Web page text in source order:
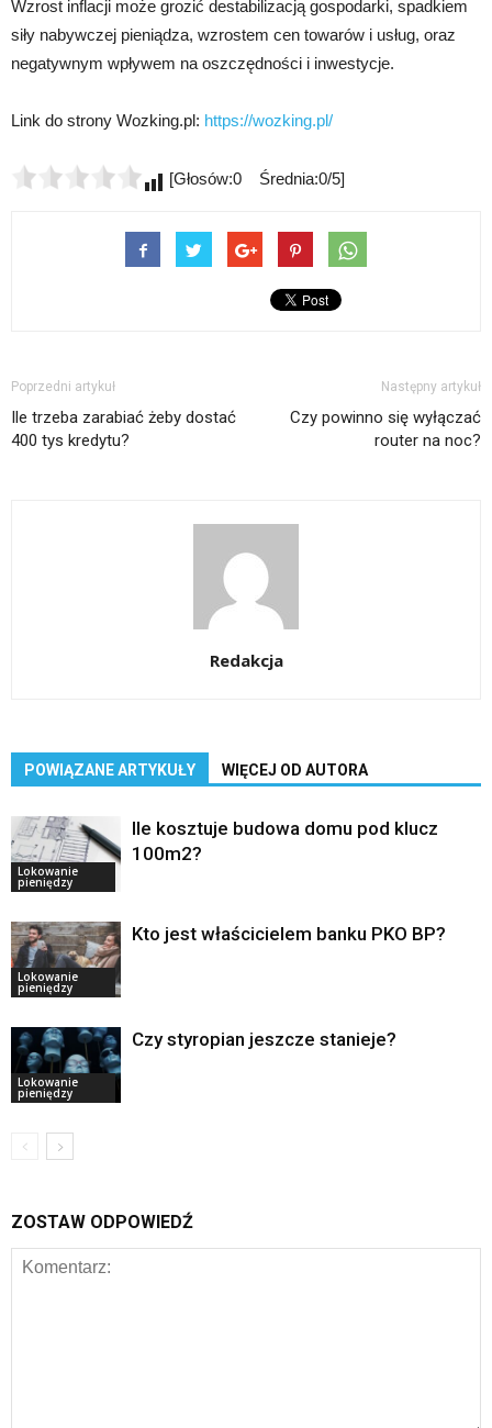
Wzrost inflacji może grozić destabilizacją gospodarki, spadkiem
siły nabywczej pieniądza, wzrostem cen towarów i usług, oraz
negatywnym wpływem na oszczędności i inwestycje.
Link do strony Wozking.pl: https://wozking.pl/
[Głosów:0 Średnia:0/5]
Poprzedni artykuł
Ile trzeba zarabiać żeby dostać
400 tys kredytu?
Następny artykuł
Czy powinno się wyłączać
router na noc?
Redakcja
POWIĄZANE ARTYKUŁY WIĘCEJ OD AUTORA
Lokowanie
pieniędzy
Ile kosztuje budowa domu pod klucz
100m2?
Lokowanie
pieniędzy
Kto jest właścicielem banku PKO BP?
Lokowanie
pieniędzy
Czy styropian jeszcze stanieje?
ZOSTAW ODPOWIEDŹ